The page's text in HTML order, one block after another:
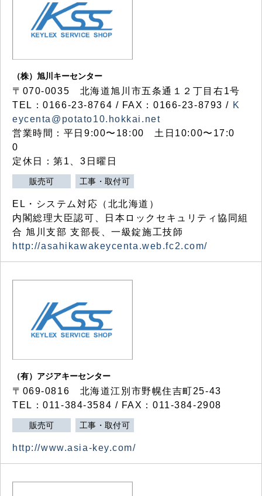
（株）旭川キーセンター
〒070-0035 北海道旭川市五条通１２丁目右1号
TEL：0166-23-8764 / FAX：0166-23-8793 / K
eycenta@potato10.hokkai.net
営業時間：平日9:00〜18:00 土日10:00〜17:0
0
定休日：第1、3日曜日
販売可 工事・取付可
EL・システム対応（北北海道）
内閣総理大臣認可、日本ロックセキュリティ協同組
合 旭川支部 支部長、一級錠施工技師
http://asahikawakeycenta.web.fc2.com/
（有）アジアキーセンター
〒069-0816 北海道江別市野幌住吉町25-43
TEL：011-384-3584 / FAX：011-384-2908
販売可 工事・取付可
http://www.asia-key.com/